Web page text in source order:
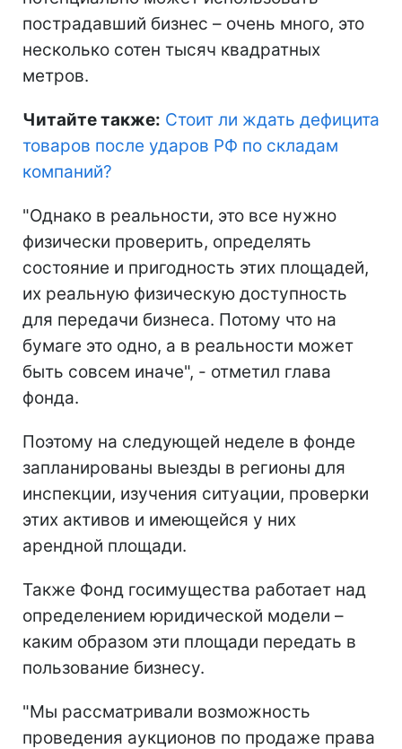
пострадавший бизнес – очень много, это
несколько сотен тысяч квадратных
метров.
Читайте также: Стоит ли ждать дефицита
товаров после ударов РФ по складам
компаний?
"Однако в реальности, это все нужно
физически проверить, определять
состояние и пригодность этих площадей,
их реальную физическую доступность
для передачи бизнеса. Потому что на
бумаге это одно, а в реальности может
быть совсем иначе", - отметил глава
фонда.
Поэтому на следующей неделе в фонде
запланированы выезды в регионы для
инспекции, изучения ситуации, проверки
этих активов и имеющейся у них
арендной площади.
Также Фонд госимущества работает над
определением юридической модели –
каким образом эти площади передать в
пользование бизнесу.
"Мы рассматривали возможность
проведения аукционов по продаже права